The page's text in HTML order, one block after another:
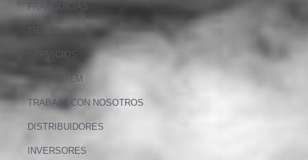
FRANQUICIAS
TIENDA
SERVICIOS
ICS SYSTEM
TRABAJA CON NOSOTROS
DISTRIBUIDORES
INVERSORES